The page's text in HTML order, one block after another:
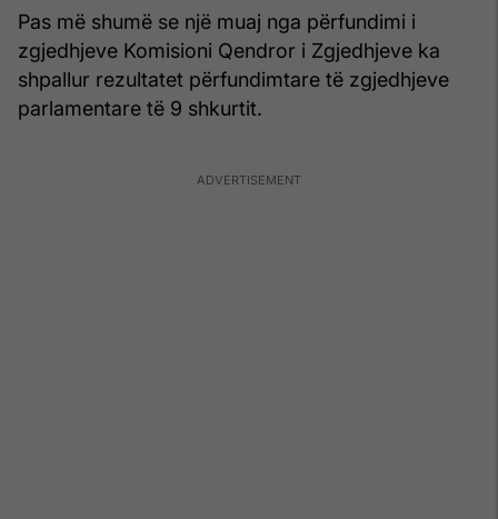
Pas më shumë se një muaj nga përfundimi i
zgjedhjeve Komisioni Qendror i Zgjedhjeve ka
shpallur rezultatet përfundimtare të zgjedhjeve
parlamentare të 9 shkurtit.